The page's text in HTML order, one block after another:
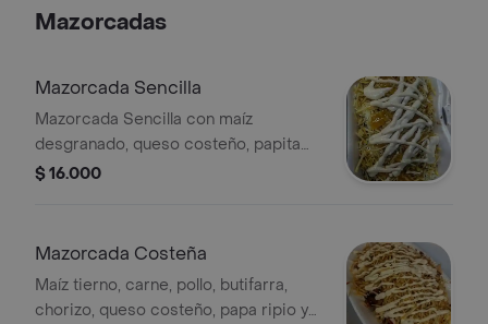
Mazorcadas
Mazorcada Sencilla
Mazorcada Sencilla con maíz
desgranado, queso costeño, papita
ripia y salsa tártara.
$ 16.000
Mazorcada Costeña
Maíz tierno, carne, pollo, butifarra,
chorizo, queso costeño, papa ripio y